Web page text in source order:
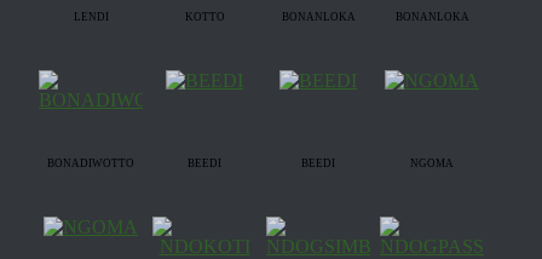
LENDI KOTTO BONANLOKA BONANLOKA
BONADIWOTTO BEEDI BEEDI NGOMA